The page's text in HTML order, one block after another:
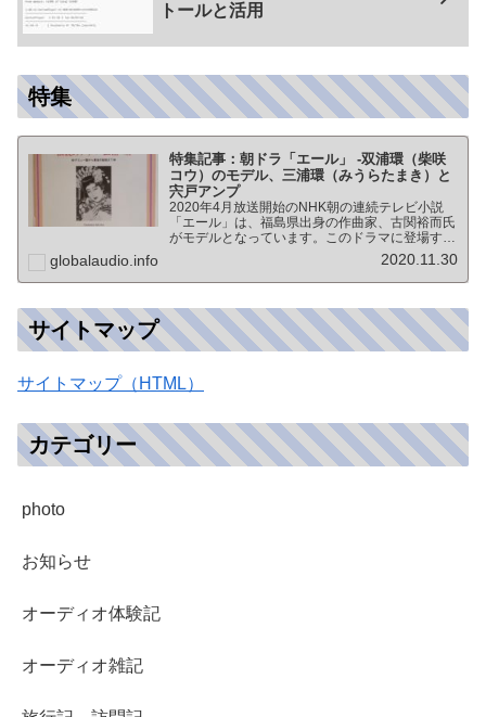
トールと活用
特集
特集記事：朝ドラ「エール」 -双浦環（柴咲
コウ）のモデル、三浦環（みうらたまき）と
宍戸アンプ
2020年4月放送開始のNHK朝の連続テレビ小説
「エール」は、福島県出身の作曲家、古関裕而氏
がモデルとなっています。このドラマに登場する
戦前の声楽家、三浦環さんと、本サイトにも登場
する宍戸公一氏のアンプ（著書「送信管によるシ
ングルアンプ製作…
globalaudio.info 2020.11.30
サイトマップ
サイトマップ（HTML）
カテゴリー
photo
お知らせ
オーディオ体験記
オーディオ雑記